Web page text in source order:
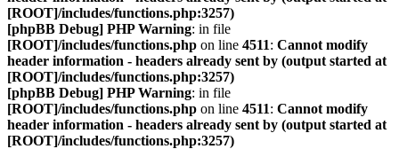
[ROOT]/includes/functions.php:3257)
[phpBB Debug] PHP Warning: in file
[ROOT]/includes/functions.php on line 4511: Cannot modify
header information - headers already sent by (output started at
[ROOT]/includes/functions.php:3257)
[phpBB Debug] PHP Warning: in file
[ROOT]/includes/functions.php on line 4511: Cannot modify
header information - headers already sent by (output started at
[ROOT]/includes/functions.php:3257)